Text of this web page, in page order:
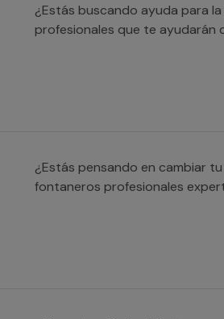
¿Estás buscando ayuda para
profesionales que te ayudarán
¿Estás pensando en cambiar
fontaneros profesionales